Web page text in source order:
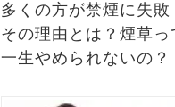
多くの方が禁煙に失敗
その理由とは？煙草っ
一生やめられないの？